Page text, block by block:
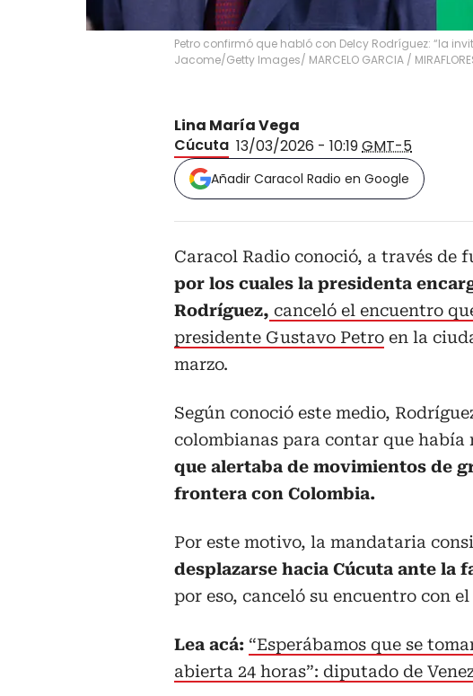
Petro confirmó que habló con Delcy Rodríguez: “la
Jacome/Getty Images/ MARCELO GARCIA / MIRAFLORES
Lina María Vega
Cúcuta 13/03/2026 - 10:19GMT-5
Añadir Caracol Radio en Google
Caracol Radio conoció, a través de
por los cuales la presidenta
Rodríguez, canceló el encuentro
presidente Gustavo Petro en la
marzo.
Según conoció este medio,
colombianas para contar que había
que alertaba de movimientos de
frontera con Colombia.
Por este motivo, la mandataria
desplazarse hacia Cúcuta ante la
por eso, canceló su encuentro con
Lea acá: “Esperábamos que se
abierta 24 horas”: diputado de